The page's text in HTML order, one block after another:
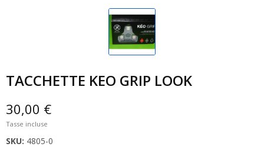
TACCHETTE KEO GRIP LOOK
30,00 €
Tasse incluse
SKU: 4805-0